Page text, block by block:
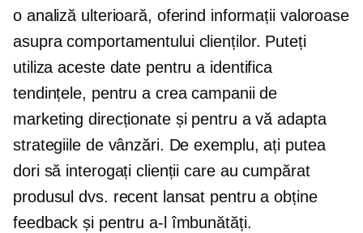
o analiză ulterioară, oferind informații valoroase
asupra comportamentului clienților. Puteți
utiliza aceste date pentru a identifica
tendințele, pentru a crea campanii de
marketing direcționate și pentru a vă adapta
strategiile de vânzări. De exemplu, ați putea
dori să interogați clienții care au cumpărat
produsul dvs. recent lansat pentru a obține
feedback și pentru a-l îmbunătăți.